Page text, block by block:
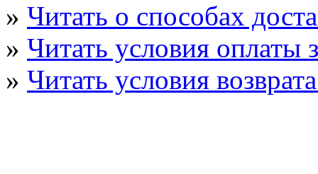
» Читать о способах
» Читать условия оплаты
» Читать условия